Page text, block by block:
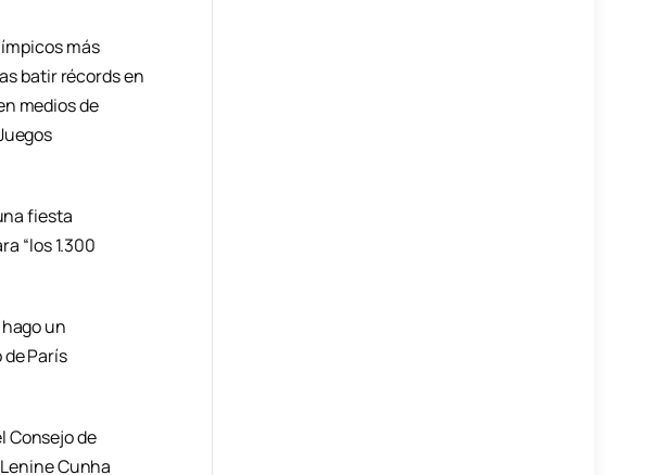
más
batir récords en
medios de
fiesta
“los 1.300
un
París
Consejo de
Cunha